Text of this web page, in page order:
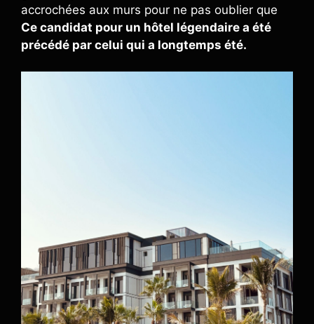
accrochées aux murs pour ne pas oublier que
Ce candidat pour un hôtel légendaire a été
précédé par celui qui a longtemps été.